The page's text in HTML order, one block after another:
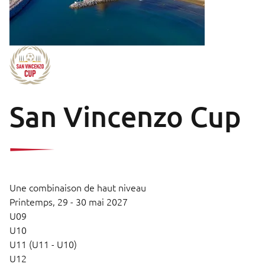
San Vincenzo Cup
Une combinaison de haut niveau
Printemps, 29 - 30 mai 2027
U09
U10
U11 (U11 - U10)
U12